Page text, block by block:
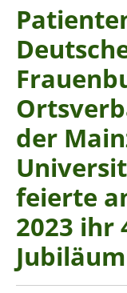
der
feierte
2023 ihr
Jubiläum